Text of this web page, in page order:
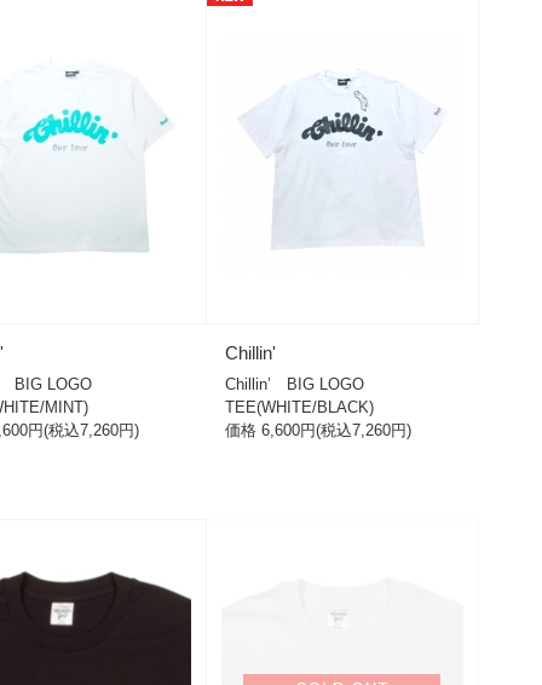
BIG LOGO
MINT)
円(税込7,260円)
Chillin'
Chillin’ BIG LOGO
TEE(WHITE/BLACK)
価格 6,600円(税込7,260円)